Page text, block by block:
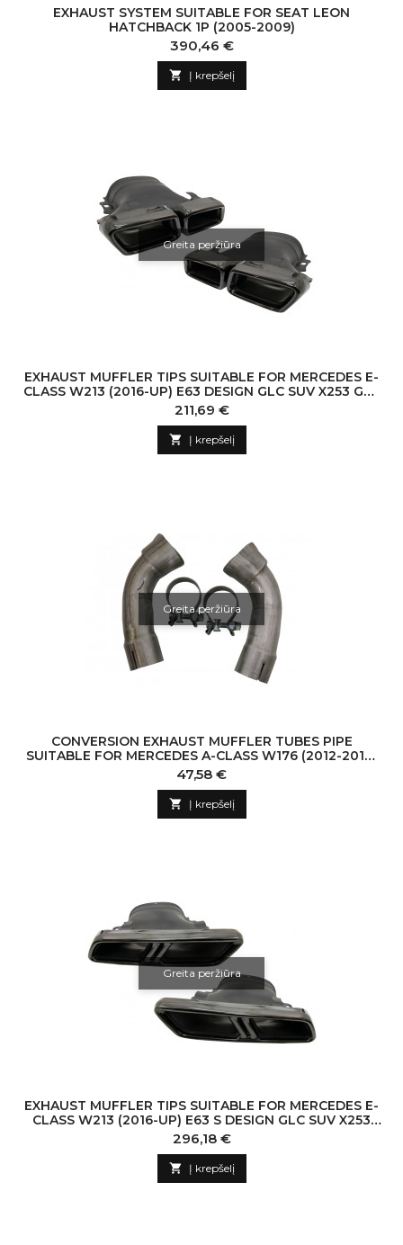
EXHAUST SYSTEM SUITABLE FOR SEAT LEON
HATCHBACK 1P (2005-2009)
Kaina
390,46 €
 Į krepšelį
Greita peržiūra
EXHAUST MUFFLER TIPS SUITABLE FOR MERCEDES E-
CLASS W213 (2016-UP) E63 DESIGN GLC SUV X253 GLC
COUPE C253 (2015-2017) BLACK
Kaina
211,69 €
 Į krepšelį
Greita peržiūra
CONVERSION EXHAUST MUFFLER TUBES PIPE
SUITABLE FOR MERCEDES A-CLASS W176 (2012-2018)
CLA W117 C117 (2012-2016) A45 CLA45 DESIGN
Kaina
47,58 €
 Į krepšelį
Greita peržiūra
EXHAUST MUFFLER TIPS SUITABLE FOR MERCEDES E-
CLASS W213 (2016-UP) E63 S DESIGN GLC SUV X253
GLC COUPE C253 (2015-2017) BLACK
Kaina
296,18 €
 Į krepšelį